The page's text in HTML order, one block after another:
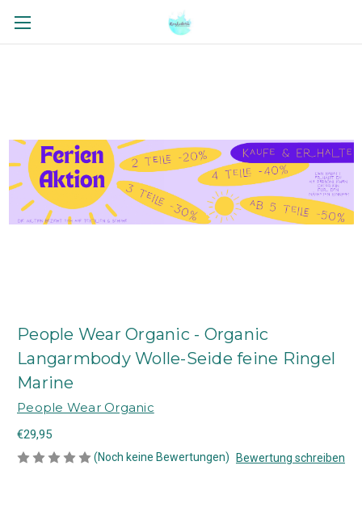
People Wear Organic - Organic
Langarmbody Wolle-Seide feine Ringel
Marine
People Wear Organic
€29,95
(Noch keine Bewertungen) Bewertung schreiben